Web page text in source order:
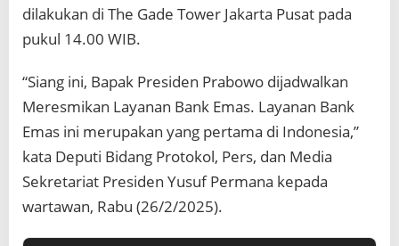
dilakukan di The Gade Tower Jakarta Pusat pada
pukul 14.00 WIB.
“Siang ini, Bapak Presiden Prabowo dijadwalkan
Meresmikan Layanan Bank Emas. Layanan Bank
Emas ini merupakan yang pertama di Indonesia,”
kata Deputi Bidang Protokol, Pers, dan Media
Sekretariat Presiden Yusuf Permana kepada
wartawan, Rabu (26/2/2025).